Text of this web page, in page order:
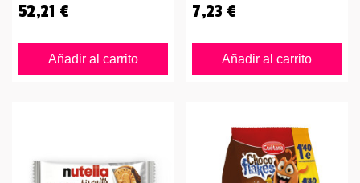
52,21 €
Añadir al carrito
7,23 €
Añadir al carrito